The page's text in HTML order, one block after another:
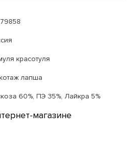
красотуля
лапша
60%, ПЭ 35%, Лайкра 5%
магазине